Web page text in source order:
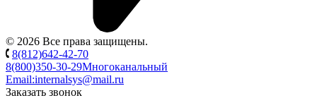
© 2026 Все права защищены.
8(812)642-42-70
8(800)350-30-29Многоканальный
Email:internalsys@mail.ru
Заказать звонок